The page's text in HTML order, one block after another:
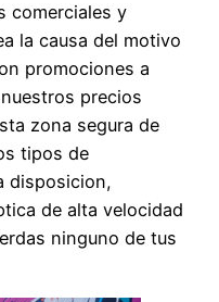
comerciales y
la causa del motivo
promociones a
precios
zona segura de
tipos de
disposicion,
de alta velocidad
ninguno de tus